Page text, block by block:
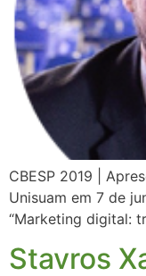
CBESP 2019 |
Unisuam em 7 de
“Marketing digital:
Stavros